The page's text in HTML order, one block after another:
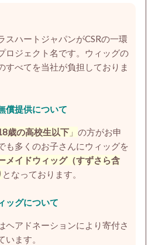
スハートジャパンがCSRの一環
ロジェクト名です。ウィッグの
すべてを当社が負担しておりま
償提供について
歳の高校生以下」 の方がお申
も多くのお子さんにウィッグを
メイドウィッグ（すずさら含
となっております。
ッグについて
ヘアドネーションにより寄付さ
ます。